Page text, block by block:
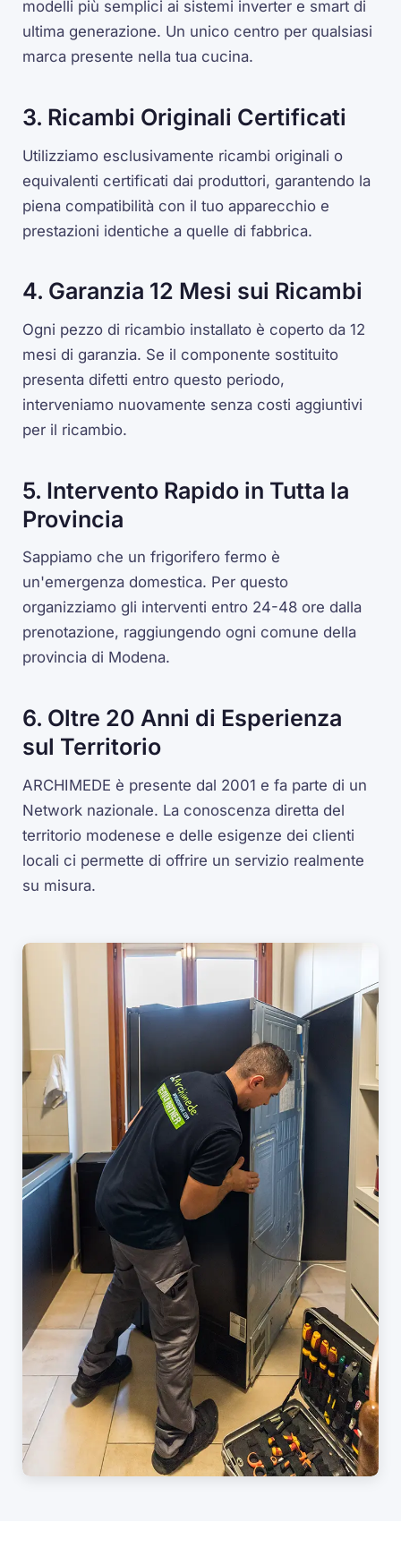
modelli più semplici ai sistemi inverter e smart di
ultima generazione. Un unico centro per qualsiasi
marca presente nella tua cucina.
3. Ricambi Originali Certificati
Utilizziamo esclusivamente ricambi originali o
equivalenti certificati dai produttori, garantendo la
piena compatibilità con il tuo apparecchio e
prestazioni identiche a quelle di fabbrica.
4. Garanzia 12 Mesi sui Ricambi
Ogni pezzo di ricambio installato è coperto da 12
mesi di garanzia. Se il componente sostituito
presenta difetti entro questo periodo,
interveniamo nuovamente senza costi aggiuntivi
per il ricambio.
5. Intervento Rapido in Tutta la
Provincia
Sappiamo che un frigorifero fermo è
un'emergenza domestica. Per questo
organizziamo gli interventi entro 24-48 ore dalla
prenotazione, raggiungendo ogni comune della
provincia di Modena.
6. Oltre 20 Anni di Esperienza
sul Territorio
ARCHIMEDE è presente dal 2001 e fa parte di un
Network nazionale. La conoscenza diretta del
territorio modenese e delle esigenze dei clienti
locali ci permette di offrire un servizio realmente
su misura.